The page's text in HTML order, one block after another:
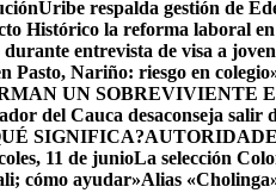
Uribe respalda gestión de
Histórico la reforma laboral en
entrevista de visa a
Pasto, Nariño: riesgo en
UN SOBREVIVIENTE
del Cauca desaconseja salir
SIGNIFICA?
11 de junioLa selección
cómo ayudar»Alias